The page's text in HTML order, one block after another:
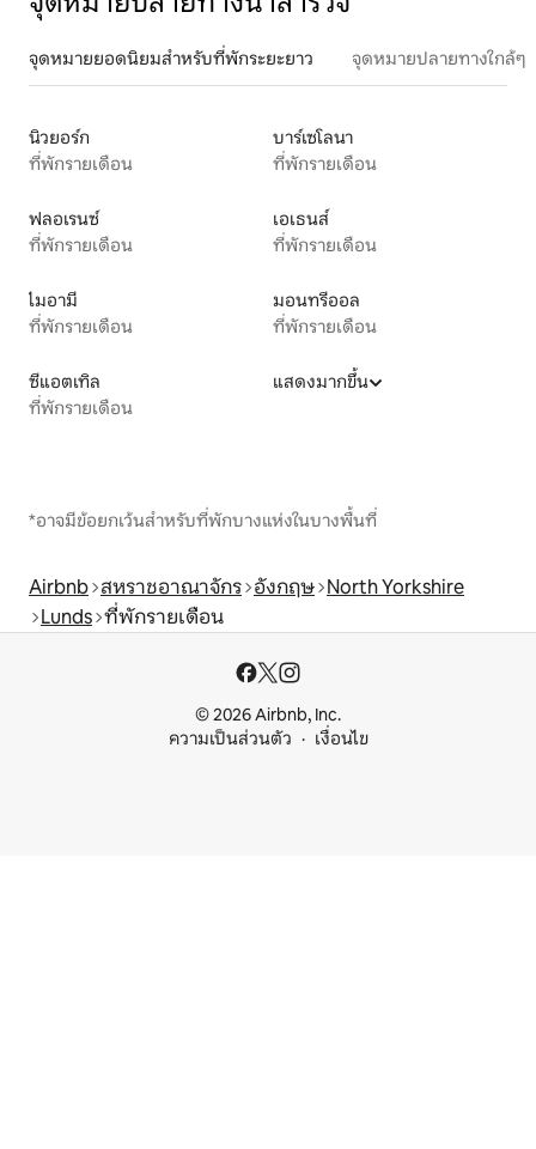
จุดหมายยอดนิยมสำหรับที่พักระยะยาว จุดหมายปลายทางใกล้ๆ
นิวยอร์ก
ที่พักรายเดือน
บาร์เซโลนา
ที่พักรายเดือน
ฟลอเรนซ์
ที่พักรายเดือน
เอเธนส์
ที่พักรายเดือน
ไมอามี
ที่พักรายเดือน
มอนทรีออล
ที่พักรายเดือน
ซีแอตเทิล
ที่พักรายเดือน
แสดงมากขึ้น
*อาจมีข้อยกเว้นสำหรับที่พักบางแห่งในบางพื้นที่
Airbnb สหราชอาณาจักร อังกฤษ North Yorkshire
Lunds ที่พักรายเดือน
© 2026 Airbnb, Inc.
ความเป็นส่วนตัว
เงื่อนไข